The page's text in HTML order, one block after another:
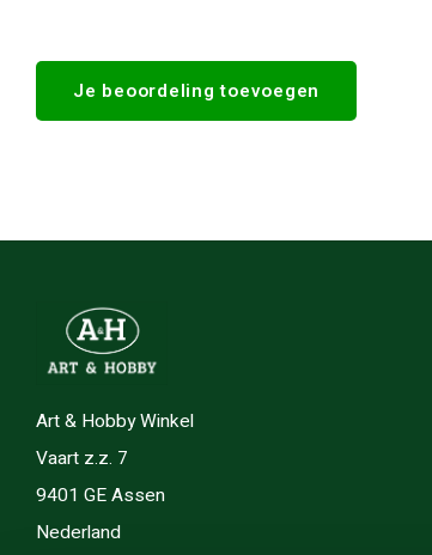
Je beoordeling toevoegen
Art & Hobby Winkel
Vaart z.z. 7
9401 GE Assen
Nederland